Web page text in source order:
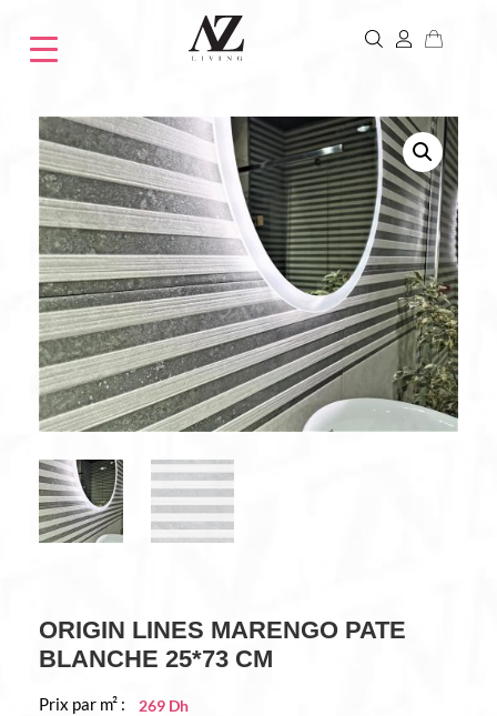
ORIGIN LINES MARENGO PATE
BLANCHE 25*73 CM
Prix par m² : 269 Dh